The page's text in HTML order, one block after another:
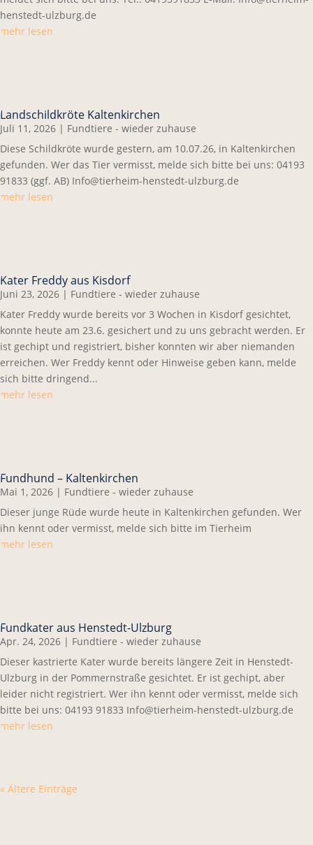
henstedt-ulzburg.de
mehr lesen
Landschildkröte Kaltenkirchen
Juli 11, 2026 | Fundtiere - wieder zuhause
Diese Schildkröte wurde gestern, am 10.07.26, in Kaltenkirchen
gefunden. Wer das Tier vermisst, melde sich bitte bei uns: 04193
91833 (ggf. AB) Info@tierheim-henstedt-ulzburg.de
mehr lesen
Kater Freddy aus Kisdorf
Juni 23, 2026 | Fundtiere - wieder zuhause
Kater Freddy wurde bereits vor 3 Wochen in Kisdorf gesichtet,
konnte heute am 23.6. gesichert und zu uns gebracht werden. Er
ist gechipt und registriert, bisher konnten wir aber niemanden
erreichen. Wer Freddy kennt oder Hinweise geben kann, melde
sich bitte dringend...
mehr lesen
Fundhund – Kaltenkirchen
Mai 1, 2026 | Fundtiere - wieder zuhause
Dieser junge Rüde wurde heute in Kaltenkirchen gefunden. Wer
ihn kennt oder vermisst, melde sich bitte im Tierheim
mehr lesen
Fundkater aus Henstedt-Ulzburg
Apr. 24, 2026 | Fundtiere - wieder zuhause
Dieser kastrierte Kater wurde bereits längere Zeit in Henstedt-
Ulzburg in der Pommernstraße gesichtet. Er ist gechipt, aber
leider nicht registriert. Wer ihn kennt oder vermisst, melde sich
bitte bei uns: 04193 91833 Info@tierheim-henstedt-ulzburg.de
mehr lesen
« Ältere Einträge